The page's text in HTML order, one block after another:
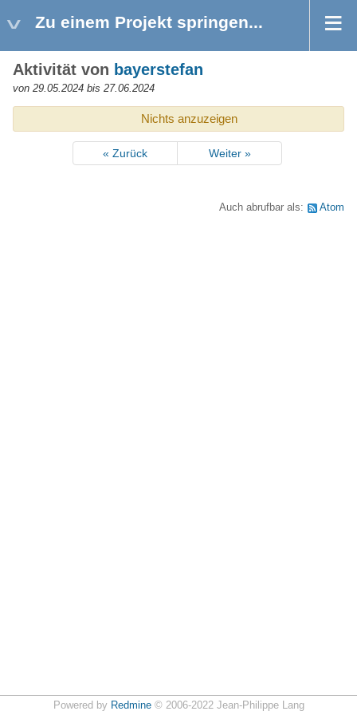
Zu einem Projekt springen...
Aktivität von bayerstefan
von 29.05.2024 bis 27.06.2024
Nichts anzuzeigen
« Zurück Weiter »
Auch abrufbar als: Atom
Powered by Redmine© 2006-2022 Jean-Philippe Lang